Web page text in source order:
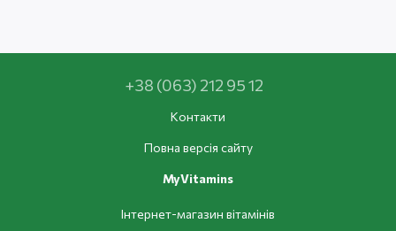
+38 (063) 212 95 12
Контакти
Повна версія сайту
MyVitamins
Інтернет-магазин вітамінів